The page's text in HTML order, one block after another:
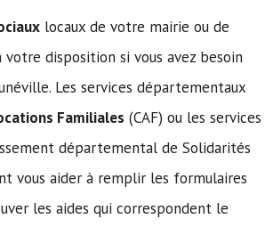
locaux de votre mairie ou de
votre disposition si vous avez besoin
Les services départementaux
Familiales (CAF) ou les services
départemental de Solidarités
vous aider à remplir les formulaires
les aides qui correspondent le